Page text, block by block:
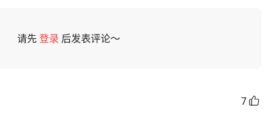
请先登录 后发表评论～
7